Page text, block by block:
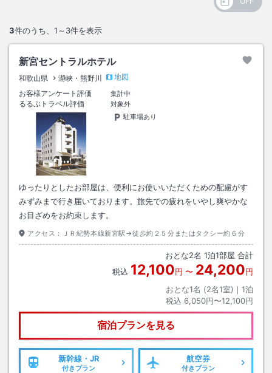
3件のうち、 1～3件を表示
新宮セントラルホテル
和歌山県 瀞峡・熊野川
地図
お客様アンケート評価
集計中
るるぶトラベル評価
対象外
駐車場あり
ゆったりとしたお部屋は、便利にお使いいただくための配慮がす
みずみまで行き届いております。旅先での疲れをいやし爽やかな
お目ざめをお約束します。
アクセス： ＪＲ紀勢本線新宮駅→徒歩約２５分またはタクシー約６分
おとな2名 1泊1部屋 合計
税込 12,100円 〜 24,200円
おとな1名 (2名1室)｜ 1泊
税込 6,050円〜12,100円
宿泊プランを見る
新幹線・JR
付きプラン
航空券
付きプラン